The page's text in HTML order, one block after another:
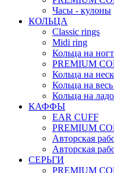
Часы - кулоны
КОЛЬЦА
Classic rings
Midi ring
Кольца на
PREMIUM
Кольца на
Кольца на
Кольца на
КАФФЫ
EAR CUFF
PREMIUM
Авторская
Авторская
СЕРЬГИ
PREMIUM